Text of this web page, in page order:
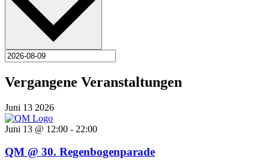
Vergangene Veranstaltungen
Juni 13 2026
Juni 13 @ 12:00 - 22:00
QM @ 30. Regenbogenparade